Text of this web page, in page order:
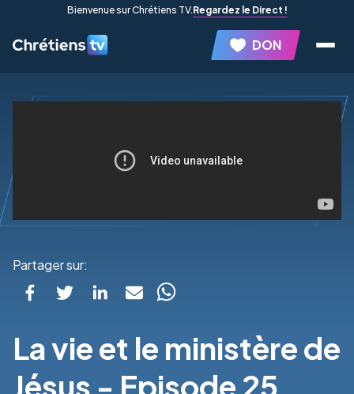
Bienvenue sur Chrétiens TV.Regardez le Direct !
DON
Partager sur:
La vie et le ministère de
Jésus - Episode 25